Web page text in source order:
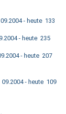
- heute 133
- heute 235
- heute 207
09.2004 - heute 109